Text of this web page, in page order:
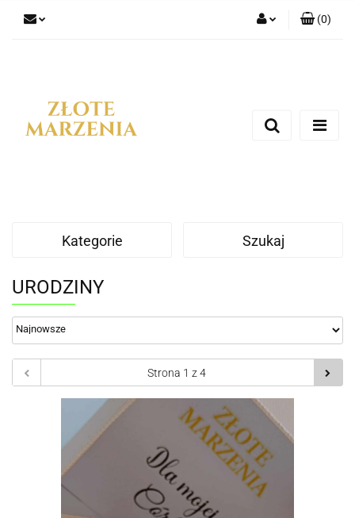
(0)
Kategorie Szukaj
URODZINY